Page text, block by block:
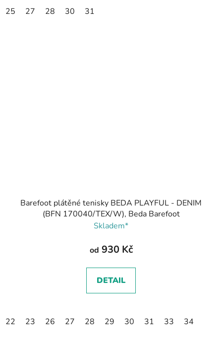
25 27 28 30 31
Barefoot plátěné tenisky BEDA PLAYFUL - DENIM
(BFN 170040/TEX/W), Beda Barefoot
Skladem*
od 930 Kč
DETAIL
22 23 26 27 28 29 30 31 33 34